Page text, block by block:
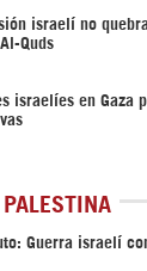
israelí no
Quds
israelíes en Gaza
Guerra israelí